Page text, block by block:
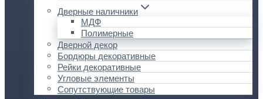
Дверные наличники
МДФ
Полимерные
Дверной декор
Бордюры декоративные
Рейки декоративные
Угловые элементы
Сопутствующие товары